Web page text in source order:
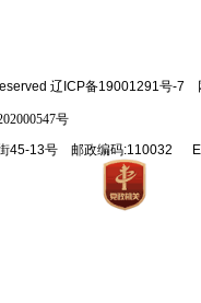
辽ICP备19001291号-7
号
街45-13号 邮政编码:110032